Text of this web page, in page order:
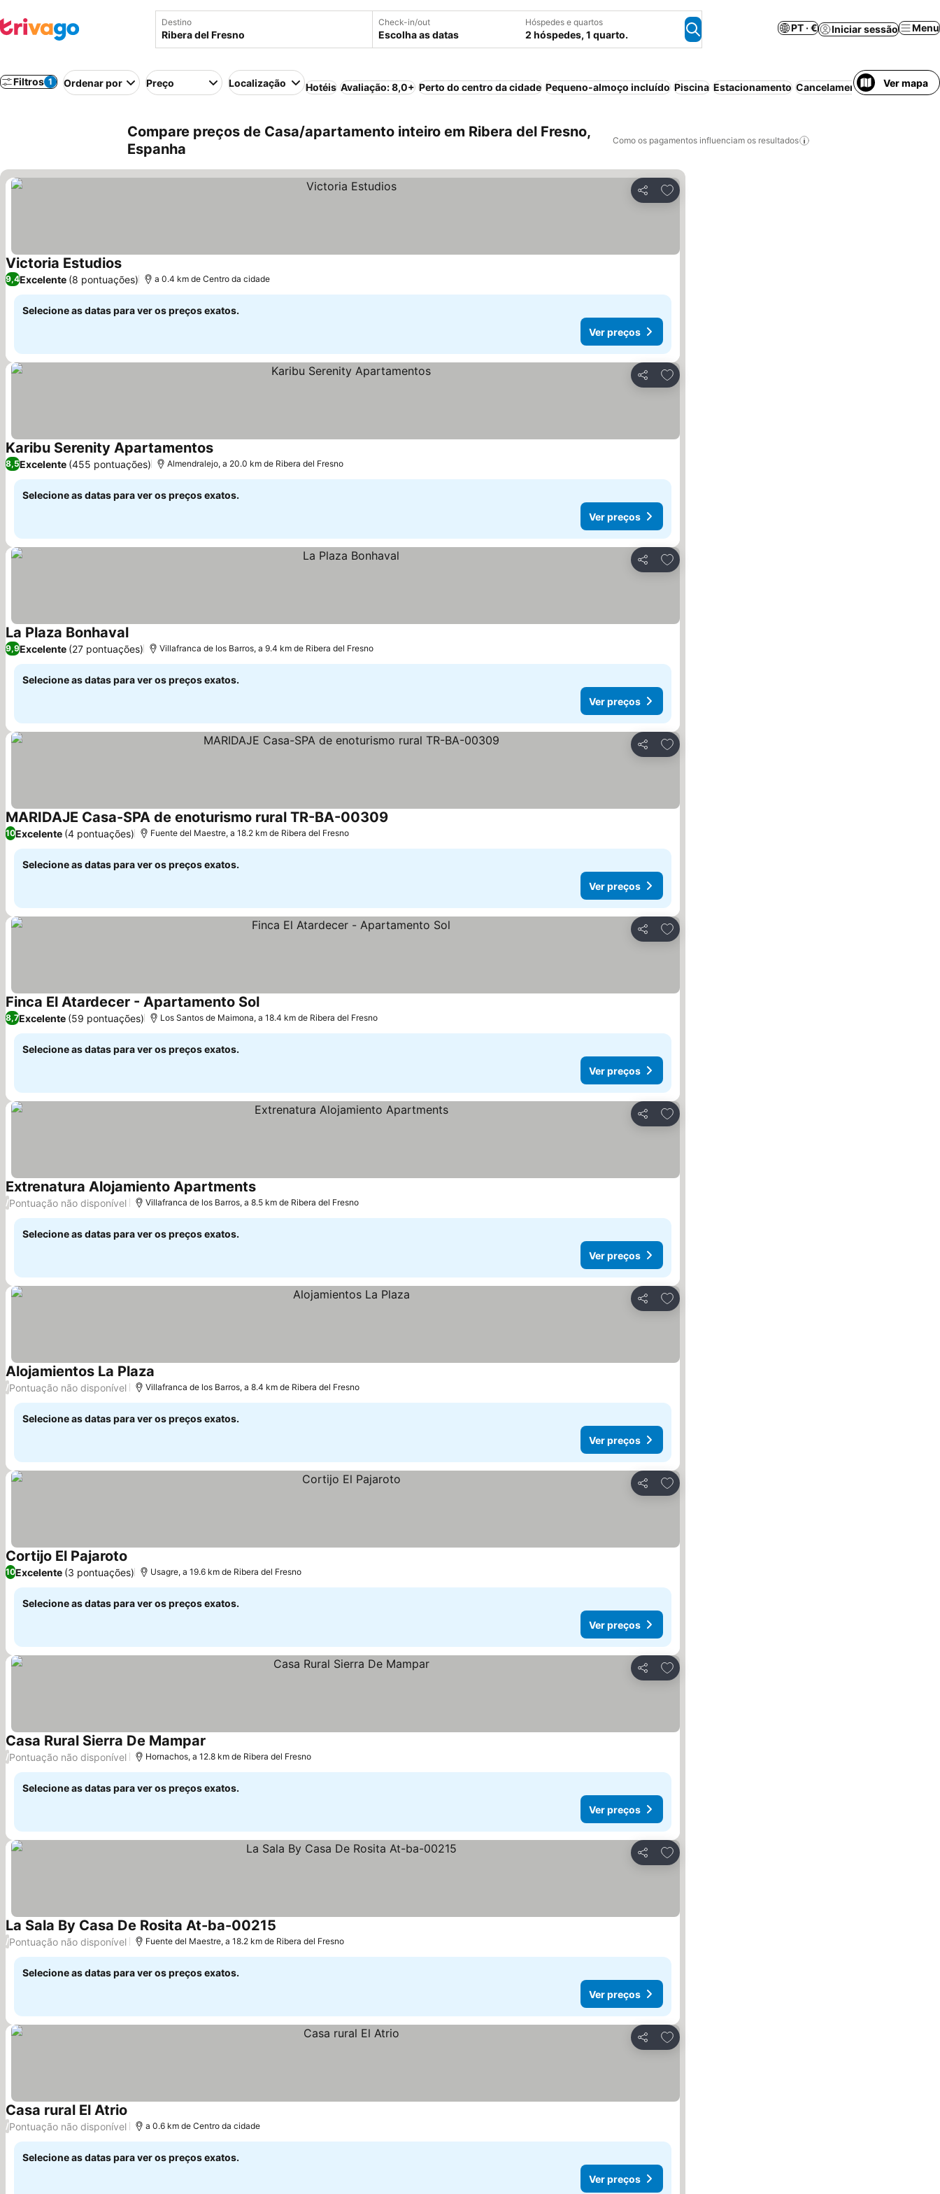
Destino Check-in/out
Escolha as datas
Hóspedes e quartos
2 hóspedes, 1 quarto.
PT · € Iniciar sessão Menu
Filtros 1 Ordenar por Preço Localização Hotéis Avaliação: 8,0+ Perto do centro da cidade Pequeno-almoço incluído Piscina Estacionamento Cancelamento gratuitoVer mapa
Compare preços de Casa/apartamento inteiro em Ribera del Fresno,
Espanha
Como os pagamentos influenciam os resultados
Partilhar
Adicionar aos favoritos
Victoria EstudiosVer preços
9,4Excelente (8 pontuações) a 0.4 km de Centro da cidade
Selecione as datas para ver os preços exatos.
Ver preços
Partilhar
Adicionar aos favoritos
Karibu Serenity ApartamentosVer preços
8,5Excelente (455 pontuações) Almendralejo, a 20.0 km de Ribera del Fresno
Selecione as datas para ver os preços exatos.
Ver preços
Partilhar
Adicionar aos favoritos
La Plaza BonhavalVer preços
9,9Excelente (27 pontuações) Villafranca de los Barros, a 9.4 km de Ribera del Fresno
Selecione as datas para ver os preços exatos.
Ver preços
Partilhar
Adicionar aos favoritos
MARIDAJE Casa-SPA de enoturismo rural TR-BA-00309
10Excelente (4 pontuações) Fuente del Maestre, a 18.2 km de Ribera del Fresno
Selecione as datas para ver os preços exatos.
Ver preços
Partilhar
Adicionar aos favoritos
Finca El Atardecer - Apartamento SolVer preços
8,7Excelente (59 pontuações) Los Santos de Maimona, a 18.4 km de Ribera del Fresno
Selecione as datas para ver os preços exatos.
Ver preços
Partilhar
Adicionar aos favoritos
Extrenatura Alojamiento ApartmentsVer preços
/Pontuação não disponível Villafranca de los Barros, a 8.5 km de Ribera del Fresno
Selecione as datas para ver os preços exatos.
Ver preços
Partilhar
Adicionar aos favoritos
Alojamientos La Plaza
/Pontuação não disponível Villafranca de los Barros, a 8.4 km de Ribera del Fresno
Selecione as datas para ver os preços exatos.
Ver preços
Partilhar
Adicionar aos favoritos
Cortijo El Pajaroto Ver preços
10Excelente (3 pontuações) Usagre, a 19.6 km de Ribera del Fresno
Selecione as datas para ver os preços exatos.
Ver preços
Partilhar
Adicionar aos favoritos
Casa Rural Sierra De Mampar
/Pontuação não disponível Hornachos, a 12.8 km de Ribera del Fresno
Selecione as datas para ver os preços exatos.
Ver preços
Partilhar
Adicionar aos favoritos
La Sala By Casa De Rosita At-ba-00215
/Pontuação não disponível Fuente del Maestre, a 18.2 km de Ribera del Fresno
Selecione as datas para ver os preços exatos.
Ver preços
Partilhar
Adicionar aos favoritos
Casa rural El Atrio Ver preços
/Pontuação não disponível a 0.6 km de Centro da cidade
Selecione as datas para ver os preços exatos.
Ver preços